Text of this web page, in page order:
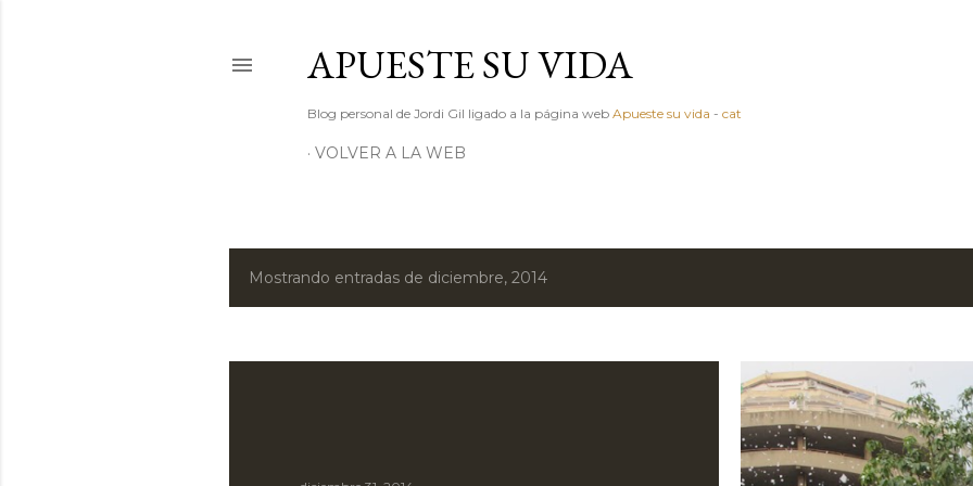
APUESTE SU VIDA
Blog personal de Jordi Gil ligado a la página web Apueste su vida - cat
VOLVER A LA WEB
EMostrando entradas de diciembre, 2014